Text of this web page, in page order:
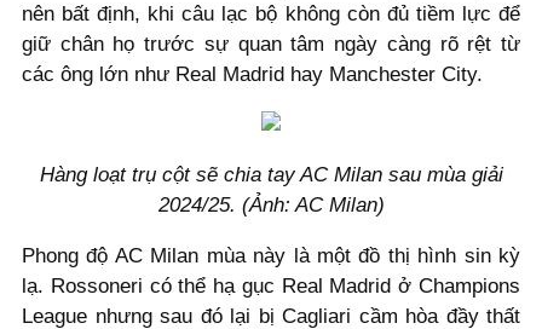
nên bất định, khi câu lạc bộ không còn đủ tiềm lực để
giữ chân họ trước sự quan tâm ngày càng rõ rệt từ
các ông lớn như Real Madrid hay Manchester City.
Hàng loạt trụ cột sẽ chia tay AC Milan sau mùa giải
2024/25. (Ảnh: AC Milan)
Phong độ AC Milan mùa này là một đồ thị hình sin kỳ
lạ. Rossoneri có thể hạ gục Real Madrid ở Champions
League nhưng sau đó lại bị Cagliari cầm hòa đầy thất